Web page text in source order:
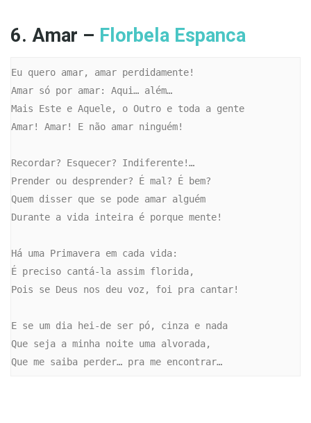
6. Amar – Florbela Espanca
Eu quero amar, amar perdidamente!
Amar só por amar: Aqui… além…
Mais Este e Aquele, o Outro e toda a gente
Amar! Amar! E não amar ninguém!
Recordar? Esquecer? Indiferente!…
Prender ou desprender? É mal? É bem?
Quem disser que se pode amar alguém
Durante a vida inteira é porque mente!
Há uma Primavera em cada vida:
É preciso cantá-la assim florida,
Pois se Deus nos deu voz, foi pra cantar!
E se um dia hei-de ser pó, cinza e nada
Que seja a minha noite uma alvorada,
Que me saiba perder… pra me encontrar…